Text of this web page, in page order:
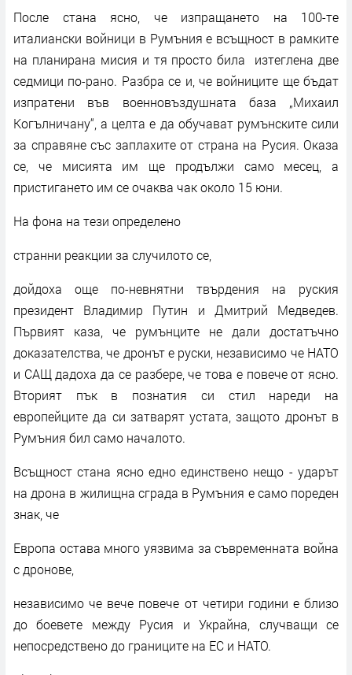
После стана ясно, че изпращането на 100-те
италиански войници в Румъния е всъщност в рамките
на планирана мисия и тя просто била изтеглена две
седмици по-рано. Разбра се и, че войниците ще бъдат
изпратени във военновъздушната база „Михаил
Когълничану“, а целта е да обучават румънските сили
за справяне със заплахите от страна на Русия. Оказа
се, че мисията им ще продължи само месец, а
пристигането им се очаква чак около 15 юни.
На фона на тези определено
странни реакции за случилото се,
дойдоха още по-невнятни твърдения на руския
президент Владимир Путин и Дмитрий Медведев.
Първият каза, че румънците не дали достатъчно
доказателства, че дронът е руски, независимо че НАТО
и САЩ дадоха да се разбере, че това е повече от ясно.
Вторият пък в познатия си стил нареди на
европейците да си затварят устата, защото дронът в
Румъния бил само началото.
Всъщност стана ясно едно единствено нещо - ударът
на дрона в жилищна сграда в Румъния е само пореден
знак, че
Европа остава много уязвима за съвременната война
с дронове,
независимо че вече повече от четири години е близо
до боевете между Русия и Украйна, случващи се
непосредствено до границите на ЕС и НАТО.